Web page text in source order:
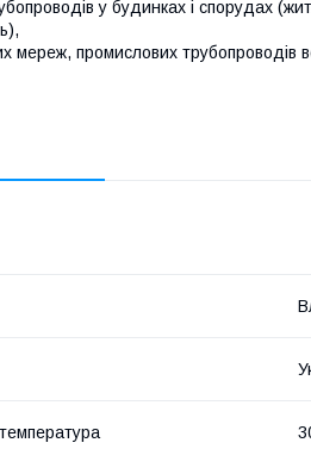
у будинках і спорудах
мереж, промислових трубопроводів